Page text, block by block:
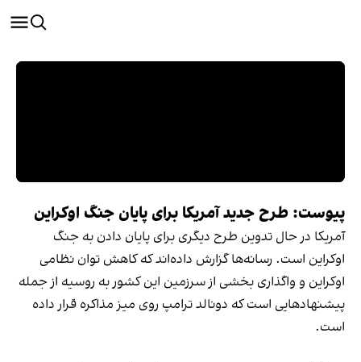
پیوست: طرح جدید آمریکا برای پایان جنگ اوکراین
آمریکا در حال تدوین طرح دیگری برای پایان دادن به جنگ
اوکراین است. رسانه‌ها گزارش داده‌اند که کاهش توان نظامی
اوکراین و واگذاری بخشی از سرزمین این کشور به روسیه از جمله
پیشنهادهایی است که دونالد ترامپ روی میز مذاکره قرار داده
است.